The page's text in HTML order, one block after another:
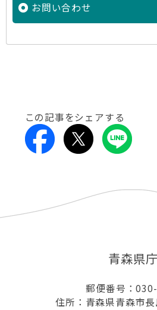
お問い合わせ
この記事をシェアする
青森県庁
郵便番号：
住所：青森県青森市